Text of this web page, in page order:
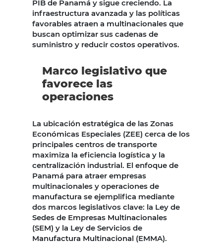
PIB de Panamá y sigue creciendo. La
infraestructura avanzada y las políticas
favorables atraen a multinacionales que
buscan optimizar sus cadenas de
suministro y reducir costos operativos.
Marco legislativo que
favorece las
operaciones
La ubicación estratégica de las Zonas
Económicas Especiales (ZEE) cerca de los
principales centros de transporte
maximiza la eficiencia logística y la
centralización industrial. El enfoque de
Panamá para atraer empresas
multinacionales y operaciones de
manufactura se ejemplifica mediante
dos marcos legislativos clave: la Ley de
Sedes de Empresas Multinacionales
(SEM) y la Ley de Servicios de
Manufactura Multinacional (EMMA).